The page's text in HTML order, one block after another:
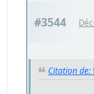
#3544
Citation de: